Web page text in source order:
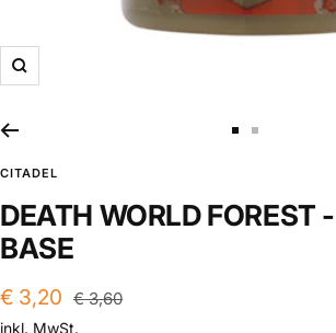
Zoom
gehen
gehen
CITADEL
DEATH WORLD FOREST
BASE
Angebotspreis
€ 3,20 Regulärer
Preis
€ 3,60
inkl. MwSt.